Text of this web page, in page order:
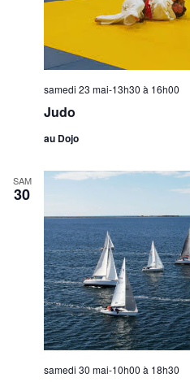
Judo
samedi 23 mai-13h30 à 16h00
au Dojo
SAM
30
samedi 30 mai-10h00 à 18h30